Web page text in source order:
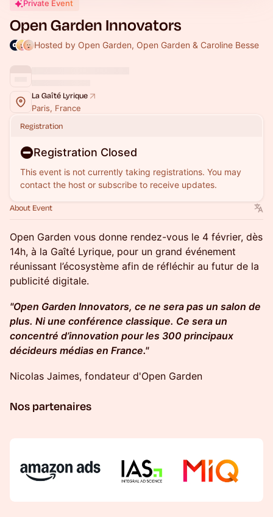
Private Event
Open Garden Innovators
Hosted by Open Garden, Open Garden & Caroline Besse
La Gaîté Lyrique
Paris, France
Registration
Registration Closed
This event is not currently taking registrations. You may
contact the host or subscribe to receive updates.
About Event
Open Garden vous donne rendez-vous le 4 février, dès
14h, à la Gaîté Lyrique, pour un grand événement
réunissant l’écosystème afin de réfléchir au futur de la
publicité digitale.
"Open Garden Innovators, ce ne sera pas un salon de
plus. Ni une conférence classique. Ce sera un
concentré d’innovation pour les 300 principaux
décideurs médias en France."
Nicolas Jaimes, fondateur d'Open Garden
Nos partenaires